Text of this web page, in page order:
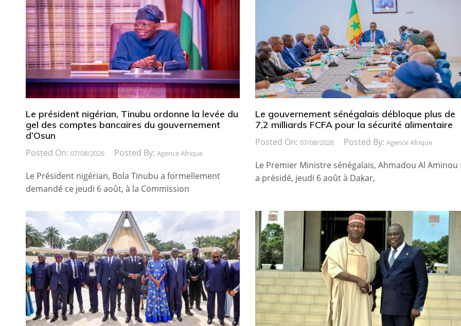
Le président nigérian, Tinubu ordonne la levée du
gel des comptes bancaires du gouvernement
d’Osun
Posted On: 07/08/2026 Posted By: Agence Afrique
Le Président nigérian, Bola Tinubu a formellement
demandé ce jeudi 6 août, à la Commission
Le gouvernement sénégalais débloque plus de
7,2 milliards FCFA pour la sécurité alimentaire
Posted On: 07/08/2026 Posted By: Agence Afrique
Le Premier Ministre sénégalais, Ahmadou Al Aminou
a présidé, jeudi 6 août à Dakar,